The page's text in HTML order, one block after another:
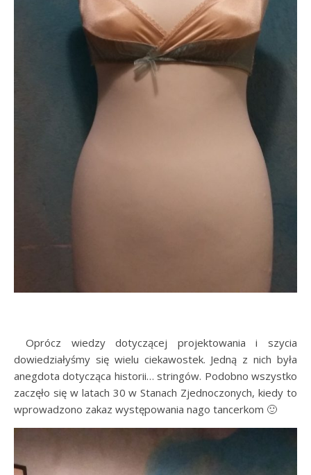
Oprócz wiedzy dotyczącej projektowania i szycia
dowiedziałyśmy się wielu ciekawostek. Jedną z nich była
anegdota dotycząca historii… stringów. Podobno wszystko
zaczęło się w latach 30 w Stanach Zjednoczonych, kiedy to
wprowadzono zakaz występowania nago tancerkom 🙂